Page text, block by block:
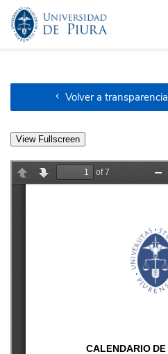
Volver a transparencia
View Fullscreen